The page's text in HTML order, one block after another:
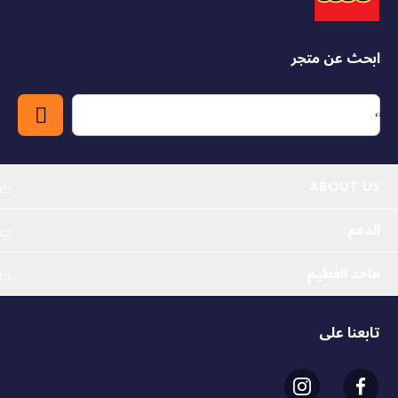
لإلهام المزيد من الخيال في مغامرات جارديانز أوف ذا جالاكسي.
لمزيد من المرح الرقمي، يمكن للأطفال تنزيل تطبيق ليغو بيلدر
والدخول إلى عالم من الإبداع، حيث يمكنهم تكبير النماذج وتدويرها
بشكل ثلاثي الأبعاد وحفظ المجموعات وتتبع تقدم البناء.
سفينة الفضاء سوبر هيرو - يتميز نموذج سفينة بيبي روكيت
مارفل ستوديوز "جارديانز أوف ذا جالاكسي الجزء الثالث "
ولعب الأدوار وإرسال البعثات الخاصة بهم مع شخصيات
قابلة للفتح ومعدات هبوط قابلة للتعديل مع قاذفين
ابحث عن متجر
تابعنا على